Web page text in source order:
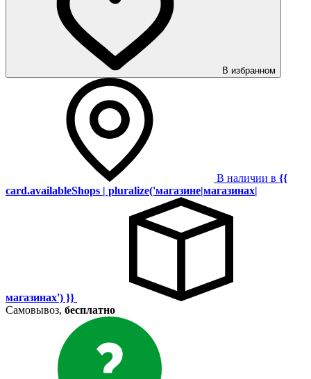
В избранном
В наличии в {{
card.availableShops | pluralize('магазине|магазинах|
магазинах') }}
Самовывоз, бесплатно